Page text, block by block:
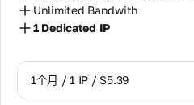
Unlimited Bandwith
1 Dedicated IP
1个月 / 1 IP / $5.39